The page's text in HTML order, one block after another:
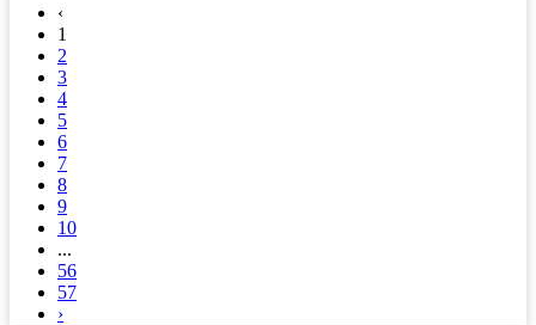
‹
1
2
3
4
5
6
7
8
9
10
...
56
57
›